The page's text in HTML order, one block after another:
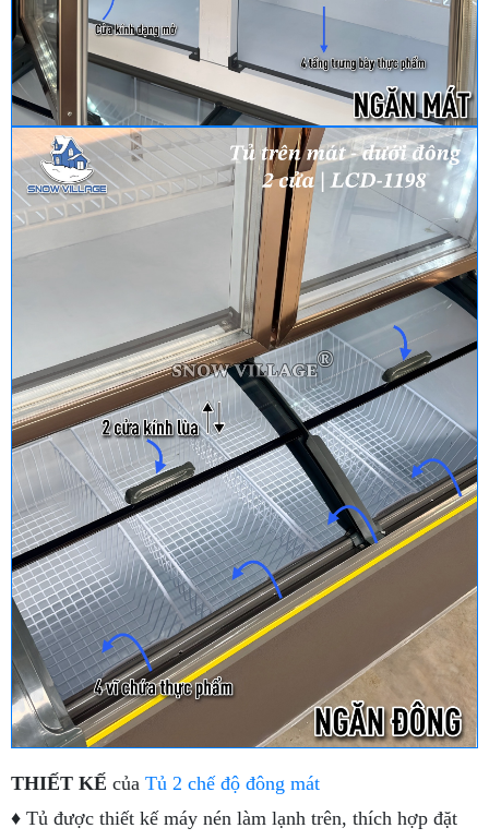
THIẾT KẾ của Tủ 2 chế độ đông mát
♦ Tủ được thiết kế máy nén làm lạnh trên, thích hợp đặt